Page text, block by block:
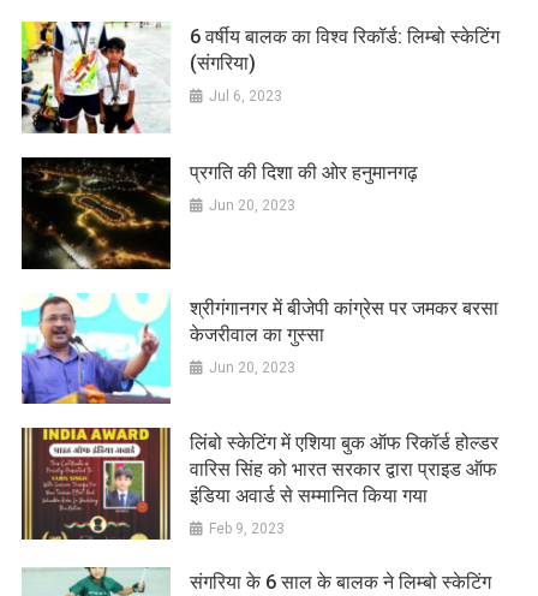
6 वर्षीय बालक का विश्व रिकॉर्ड: लिम्बो स्केटिंग
(संगरिया)
Jul 6, 2023
प्रगति की दिशा की ओर हनुमानगढ़
Jun 20, 2023
श्रीगंगानगर में बीजेपी कांग्रेस पर जमकर बरसा
केजरीवाल का गुस्सा
Jun 20, 2023
लिंबो स्केटिंग में एशिया बुक ऑफ रिकॉर्ड होल्डर
वारिस सिंह को भारत सरकार द्वारा प्राइड ऑफ
इंडिया अवार्ड से सम्मानित किया गया
Feb 9, 2023
संगरिया के 6 साल के बालक ने लिम्बो स्केटिंग